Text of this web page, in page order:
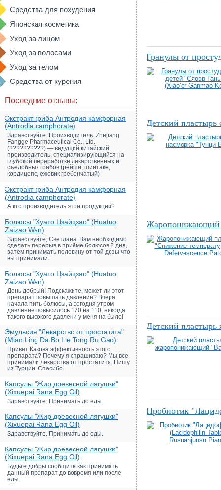
Средства для похудения
Японская косметика
Уход за лицом
Уход за волосами
Уход за телом
Средства от курения
Последние отзывы:
Экстракт гриба Антродия камфорная
(Antrodia camphorate)
Здравствуйте. Производитель: Zhejiang
Fangge Pharmaceutical Co., Ltd.
(??????????) — ведущий китайский
производитель, специализирующийся на
глубокой переработке лекарственных и
съедобных грибов (рейши, шиитаке,
кордицепс, ежовик гребенчатый)
Экстракт гриба Антродия камфорная
(Antrodia camphorate)
А кто производитель этой продукции?
Болюсы "Хуато Цзайцзао" (Huatuo
Zaizao Wan)
Здравствуйте, Светлана. Вам необходимо
сделать перерыв в приёме болюсов 2 дня,
затем принимать половину от той дозы что
вы принимали.
Болюсы "Хуато Цзайцзао" (Huatuo
Zaizao Wan)
День добрый! Подскажите, может ли этот
препарат повышать давление? Вчера
начала пить болюсы, а сегодня утром
давление повысилось 170 на 110, никогда
такого высокого давлени у меня на было!
Эмульсия "Лекарство от простатита"
(Miao Ling Da Bo Lie Tong Ru Gao)
Привет Какова эффективность этого
препарата? Почему я спрашиваю? Мы все
принимали лекарства от простатита. Пишу
из Турции. Спасибо.
Капсулы "Жир древесной лягушки"
(Xixuepai Rana Egg Oil)
Здравствуйте. Принимать до еды.
Капсулы "Жир древесной лягушки"
(Xixuepai Rana Egg Oil)
Здравствуйте. Принимать до еды.
Капсулы "Жир древесной лягушки"
(Xixuepai Rana Egg Oil)
Будьте добры сообщите как принимать
данный препарат до вовремя или после
еды.
Гранулы от
Детский
Жаропонижающий
Детский
Пробиотик